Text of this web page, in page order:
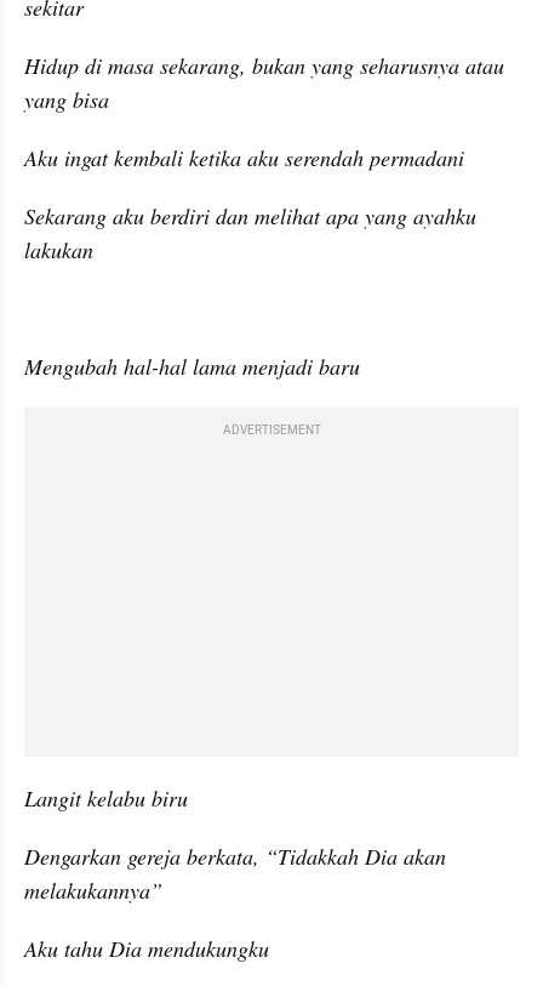
sekitar
Hidup di masa sekarang, bukan yang seharusnya atau
yang bisa
Aku ingat kembali ketika aku serendah permadani
Sekarang aku berdiri dan melihat apa yang ayahku
lakukan
Mengubah hal-hal lama menjadi baru
ADVERTISEMENT
Langit kelabu biru
Dengarkan gereja berkata, “Tidakkah Dia akan
melakukannya”
Aku tahu Dia mendukungku